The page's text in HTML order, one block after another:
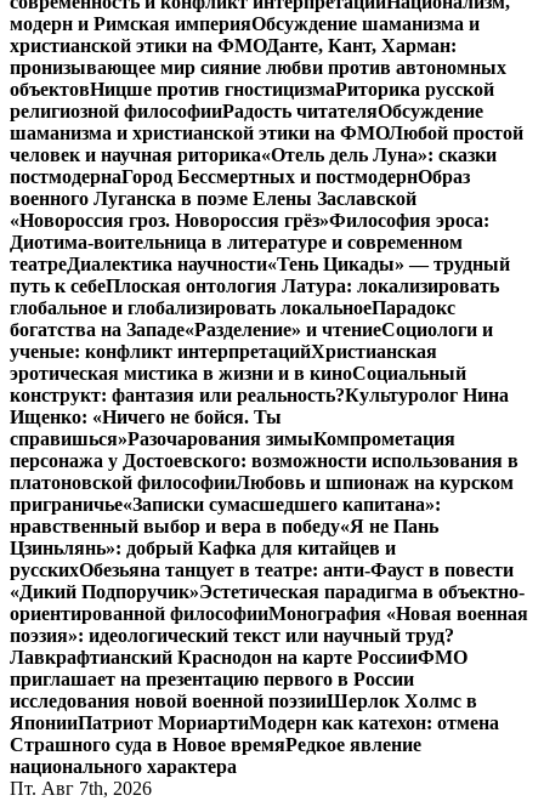
модерн и Римская империяОбсуждение шаманизма и
христианской этики на ФМОДанте, Кант, Харман:
пронизывающее мир сияние любви против автономных
объектовНицше против гностицизмаРиторика русской
религиозной философииРадость читателяОбсуждение
шаманизма и христианской этики на ФМОЛюбой простой
человек и научная риторика«Отель дель Луна»: сказки
постмодернаГород Бессмертных и постмодернОбраз
военного Луганска в поэме Елены Заславской
«Новороссия гроз. Новороссия грёз»Философия эроса:
Диотима-воительница в литературе и современном
театреДиалектика научности«Тень Цикады» — трудный
путь к себеПлоская онтология Латура: локализировать
глобальное и глобализировать локальноеПарадокс
богатства на Западе«Разделение» и чтениеСоциологи и
ученые: конфликт интерпретацийХристианская
эротическая мистика в жизни и в киноСоциальный
конструкт: фантазия или реальность?Культуролог Нина
Ищенко: «Ничего не бойся. Ты
справишься»Разочарования зимыКомпрометация
персонажа у Достоевского: возможности использования в
платоновской философииЛюбовь и шпионаж на курском
приграничье«Записки сумасшедшего капитана»:
нравственный выбор и вера в победу«Я не Пань
Цзиньлянь»: добрый Кафка для китайцев и
русскихОбезьяна танцует в театре: анти-Фауст в повести
«Дикий Подпоручик»Эстетическая парадигма в объектно-
ориентированной философииМонография «Новая военная
поэзия»: идеологический текст или научный труд?
Лавкрафтианский Краснодон на карте РоссииФМО
приглашает на презентацию первого в России
исследования новой военной поэзииШерлок Холмс в
ЯпонииПатриот МориартиМодерн как катехон: отмена
Страшного суда в Новое времяРедкое явление
национального характера
Пт. Авг 7th, 2026